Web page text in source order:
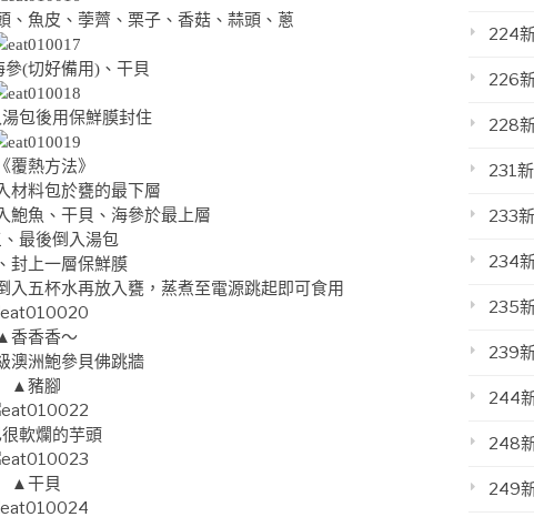
、魚皮、荸薺、栗子、香菇、蒜頭、蔥
(切好備用)、干貝
包後用保鮮膜封住
覆熱方法》
材料包於甕的最下層
鮑魚、干貝、海參於最上層
最後倒入湯包
封上一層保鮮膜
入五杯水再放入甕，蒸煮至電源跳起即可食用
香香香～
▲豬腳
軟爛的芋頭
▲干貝
224
226
228
231
233
234
235
239
244
248
249